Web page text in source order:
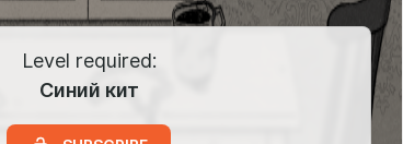
Level required:
Синий кит